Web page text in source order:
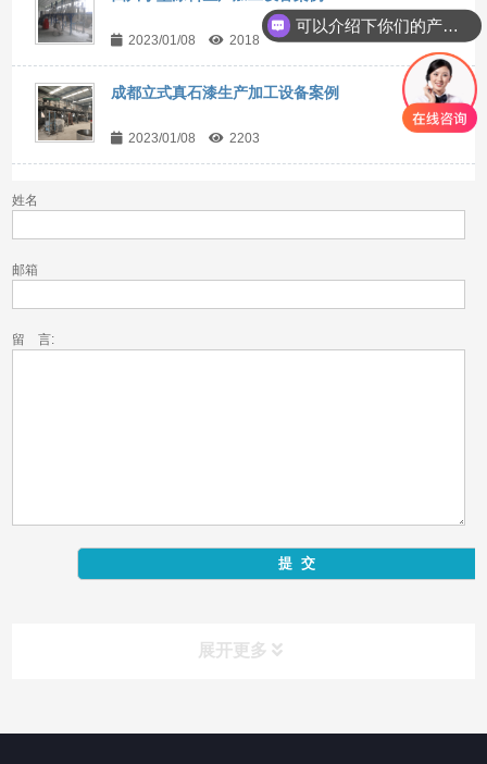
2023/01/08 2018
成都立式真石漆生产加工设备案例
2023/01/08 2203
姓名
邮箱
留 言:
展开更多
可以介绍下你们的产品么？
你们是怎么收费的呢？